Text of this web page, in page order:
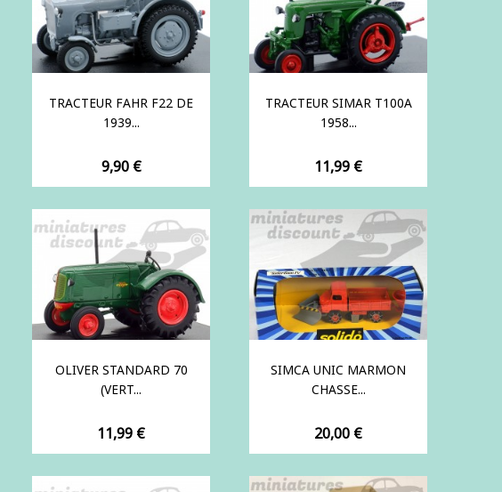
TRACTEUR FAHR F22 DE
1939...
Prix
9,90 €
TRACTEUR SIMAR T100A
1958...
Prix
11,99 €
OLIVER STANDARD 70
(VERT...
Prix
11,99 €
SIMCA UNIC MARMON
CHASSE...
Prix
20,00 €